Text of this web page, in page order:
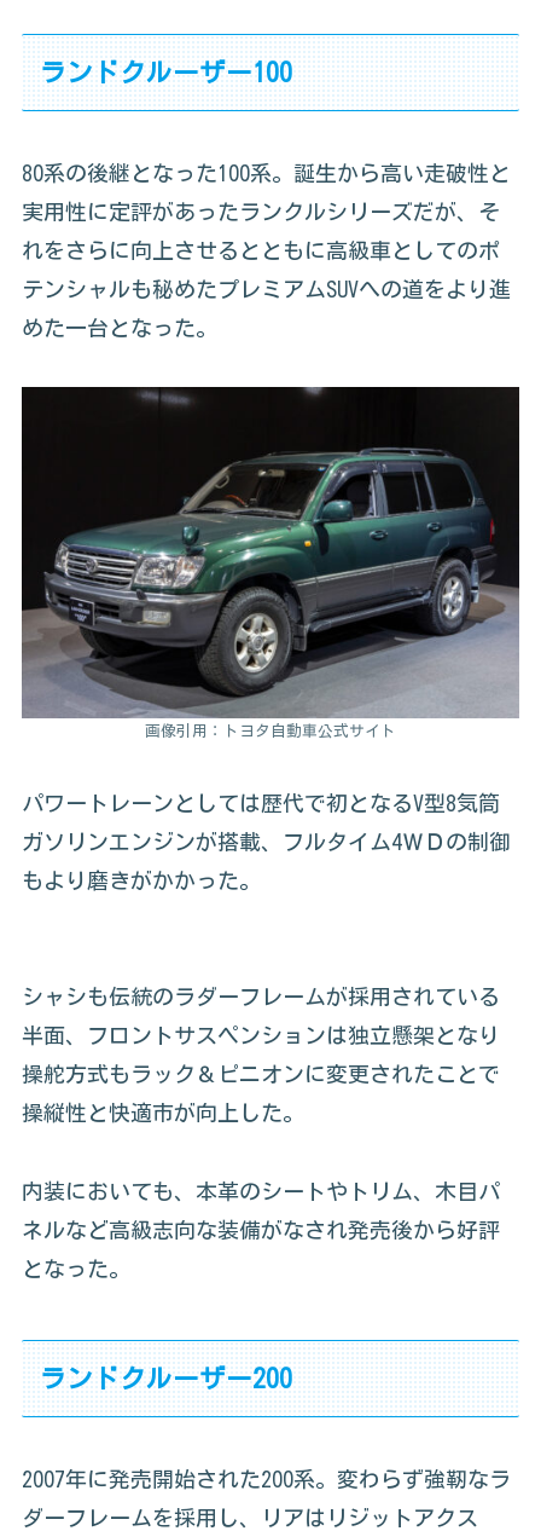
ランドクルーザー100
80系の後継となった100系。誕生から高い走破性と
実用性に定評があったランクルシリーズだが、そ
れをさらに向上させるとともに高級車としてのポ
テンシャルも秘めたプレミアムSUVへの道をより進
めた一台となった。
画像引用：トヨタ自動車公式サイト
パワートレーンとしては歴代で初となるV型8気筒
ガソリンエンジンが搭載、フルタイム4ＷＤの制御
もより磨きがかかった。
シャシも伝統のラダーフレームが採用されている
半面、フロントサスペンションは独立懸架となり
操舵方式もラック＆ピニオンに変更されたことで
操縦性と快適市が向上した。
内装においても、本革のシートやトリム、木目パ
ネルなど高級志向な装備がなされ発売後から好評
となった。
ランドクルーザー200
2007年に発売開始された200系。変わらず強靭なラ
ダーフレームを採用し、リアはリジットアクス